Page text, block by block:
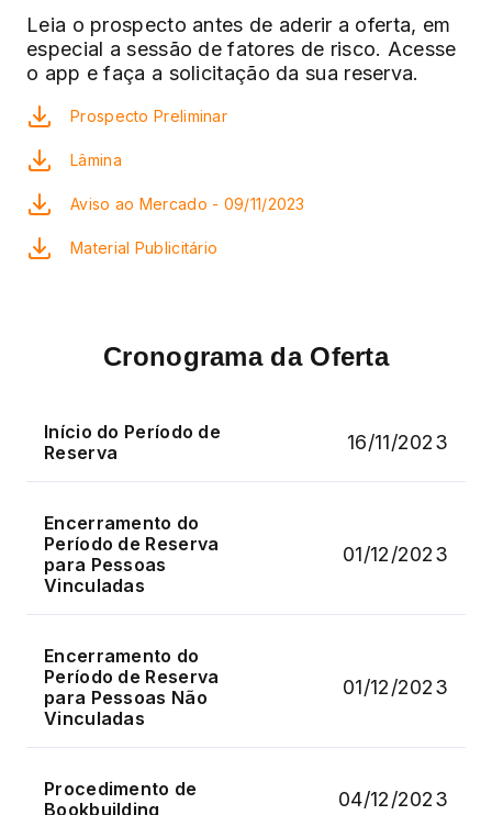
Leia o prospecto antes de aderir a oferta, em
especial a sessão de fatores de risco. Acesse
o app e faça a solicitação da sua reserva.
Prospecto Preliminar
Lâmina
Aviso ao Mercado - 09/11/2023
Material Publicitário
Cronograma da Oferta
Início do Período de
Reserva
16/11/2023
Encerramento do
Período de Reserva
para Pessoas
Vinculadas
01/12/2023
Encerramento do
Período de Reserva
para Pessoas Não
Vinculadas
01/12/2023
Procedimento de
Bookbuilding
04/12/2023